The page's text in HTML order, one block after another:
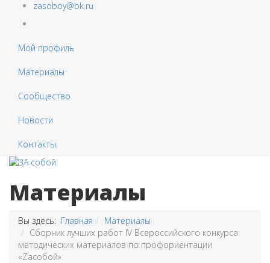
zasoboy@bk.ru
Мой профиль
Материалы
Сообщество
Новости
Контакты
Материалы
Вы здесь: Главная
Материалы
Сборник лучших работ IV Всероссийского конкурса
методических материалов по профориентации
«Zасобой»